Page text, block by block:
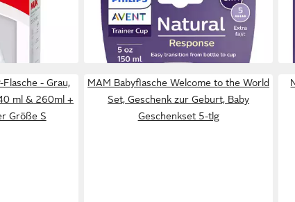
Choice+
&
Babyflasche Natural Response
Trinklernbecher
10,99 €
in 1-2 Werktagen bei dir
Flasche - Grau,
ml & 260ml +
Größe S
MAM Babyflasche Welcome to the World
Set, Geschenk zur Geburt, Baby
Geschenkset 5-tlg